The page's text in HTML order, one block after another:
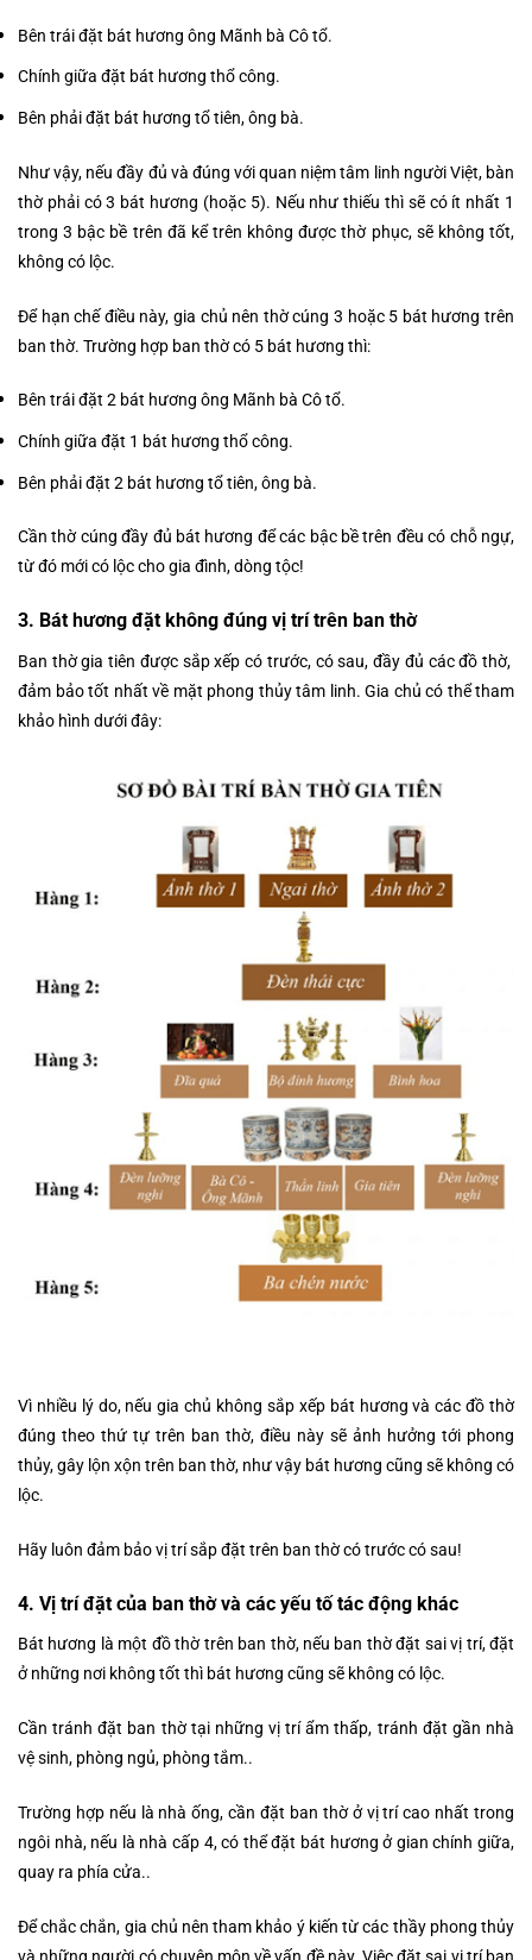
Bên trái đặt bát hương ông Mãnh bà Cô tổ.
Chính giữa đặt bát hương thổ công.
Bên phải đặt bát hương tổ tiên, ông bà.
Như vậy, nếu đầy đủ và đúng với quan niệm tâm linh người Việt, bàn
thờ phải có 3 bát hương (hoặc 5). Nếu như thiếu thì sẽ có ít nhất 1
trong 3 bậc bề trên đã kể trên không được thờ phục, sẽ không tốt,
không có lộc.
Để hạn chế điều này, gia chủ nên thờ cúng 3 hoặc 5 bát hương trên
ban thờ. Trường hợp ban thờ có 5 bát hương thì:
Bên trái đặt 2 bát hương ông Mãnh bà Cô tổ.
Chính giữa đặt 1 bát hương thổ công.
Bên phải đặt 2 bát hương tổ tiên, ông bà.
Cần thờ cúng đầy đủ bát hương để các bậc bề trên đều có chỗ ngự,
từ đó mới có lộc cho gia đình, dòng tộc!
3. Bát hương đặt không đúng vị trí trên ban thờ
Ban thờ gia tiên được sắp xếp có trước, có sau, đầy đủ các đồ thờ,
đảm bảo tốt nhất về mặt phong thủy tâm linh. Gia chủ có thể tham
khảo hình dưới đây:
Vì nhiều lý do, nếu gia chủ không sắp xếp bát hương và các đồ thờ
đúng theo thứ tự trên ban thờ, điều này sẽ ảnh hưởng tới phong
thủy, gây lộn xộn trên ban thờ, như vậy bát hương cũng sẽ không có
lộc.
Hãy luôn đảm bảo vị trí sắp đặt trên ban thờ có trước có sau!
4. Vị trí đặt của ban thờ và các yếu tố tác động khác
Bát hương là một đồ thờ trên ban thờ, nếu ban thờ đặt sai vị trí, đặt
ở những nơi không tốt thì bát hương cũng sẽ không có lộc.
Cần tránh đặt ban thờ tại những vị trí ẩm thấp, tránh đặt gần nhà
vệ sinh, phòng ngủ, phòng tắm..
Trường hợp nếu là nhà ống, cần đặt ban thờ ở vị trí cao nhất trong
ngôi nhà, nếu là nhà cấp 4, có thể đặt bát hương ở gian chính giữa,
quay ra phía cửa..
Để chắc chắn, gia chủ nên tham khảo ý kiến từ các thầy phong thủy
và những người có chuyên môn về vấn đề này. Việc đặt sai vị trí ban